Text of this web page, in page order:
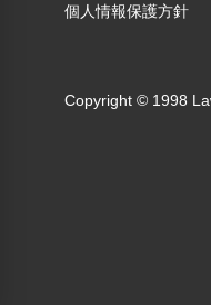
個人情報保護方針
Copyright © 1998